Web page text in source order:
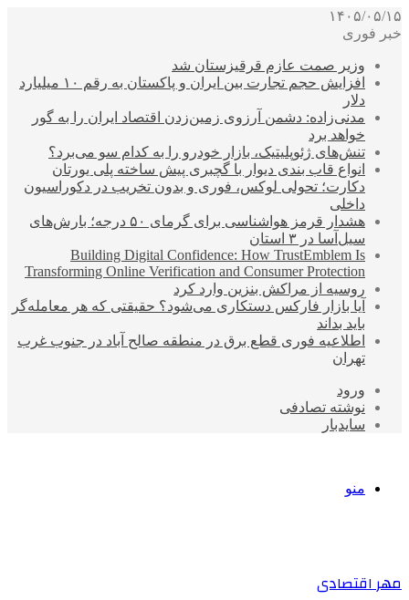
۱۴۰۵/۰۵/۱۵
خبر فوری
وزیر صمت عازم قرقیزستان شد
افزایش حجم تجارت بین ایران و پاکستان به رقم ۱۰ میلیارد
دلار
مدنی‌زاده: دشمن آرزوی زمین‌زدن اقتصاد ایران را به گور
خواهد برد
تنش‌های ژئوپلیتیک، بازار خودرو را به کدام سو می‌برد؟
انواع قاب بندی دیوار با گچبری پیش ساخته پلی یورتان
دکارت؛ تحولی لوکس، فوری و بدون تخریب در دکوراسیون
داخلی
هشدار قرمز هواشناسی برای گرمای ۵۰ درجه؛ بارش‌های
سیل‌آسا در ۳ استان
Building Digital Confidence: How TrustEmblem Is
Transforming Online Verification and Consumer Protection
روسیه از مراکش بنزین وارد کرد
آیا بازار فارکس دستکاری می‌شود؟ حقیقتی که هر معامله‌گر
باید بداند
اطلاعیه فوری قطع برق در منطقه صالح آباد در جنوب غرب
تهران
ورود
نوشته تصادفی
سایدبار
منو
مهر اقتصادی